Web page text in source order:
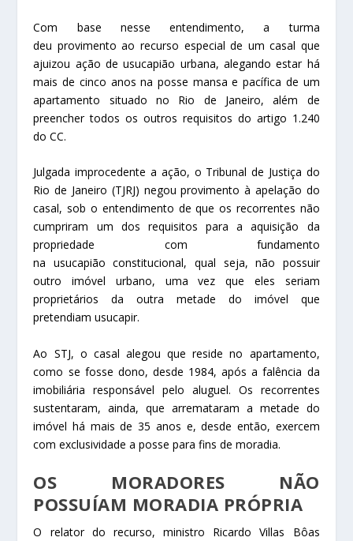
Com base nesse entendimento, a turma
deu provimento ao recurso especial de um casal que
ajuizou ação deusucapião urbana, alegando estar há
mais de cinco anos na posse mansa e pacífica de um
apartamento situado no Rio de Janeiro, além de
preencher todos os outros requisitos do artigo 1.240
doCC.
Julgada improcedente a ação, o Tribunal de Justiça do
Rio de Janeiro (TJRJ) negouprovimento à apelação do
casal, sob o entendimento de que os recorrentes não
cumpriram um dos requisitos para a aquisição da
propriedade com fundamento
na usucapião constitucional, qual seja, não possuir
outro imóvel urbano, uma vez que eles seriam
proprietários da outra metade do imóvel que
pretendiam usucapir.
Ao STJ, o casal alegou que reside no apartamento,
como se fosse dono, desde 1984, após a falência da
imobiliária responsável pelo aluguel. Os recorrentes
sustentaram, ainda, que arremataram a metade do
imóvel há mais de 35 anos e, desde então, exercem
com exclusividade a posse para fins de moradia.
OS MORADORES NÃO
POSSUÍAM MORADIA PRÓPRIA
O relator do recurso, ministro Ricardo Villas Bôas